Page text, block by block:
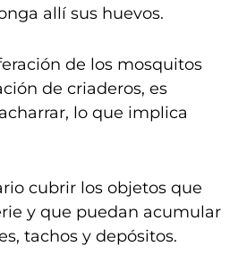
allí sus huevos.
de los mosquitos
de criaderos, es
lo que implica
cubrir los objetos que
y que puedan acumular
tachos y depósitos.